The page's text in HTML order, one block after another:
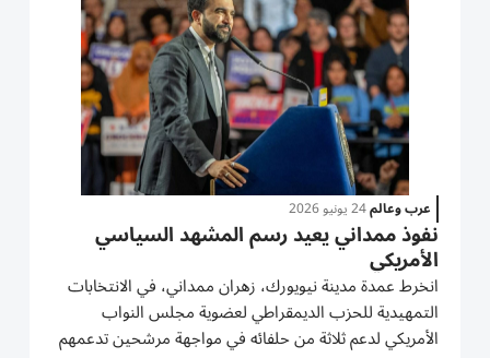
عرب وعالم24 يونيو 2026
نفوذ ممداني يعيد رسم المشهد السياسي
الأمريكي
انخرط عمدة مدينة نيويورك، زهران ممداني، في الانتخابات
التمهيدية للحزب الديمقراطي لعضوية مجلس النواب
الأمريكي لدعم ثلاثة من حلفائه في مواجهة مرشحين تدعمهم